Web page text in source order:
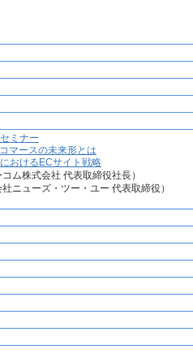
ミナー
マースの未来形とは
おけるECサイト戦略
コム株式会社 代表取締役社長）
社ニューズ・ツー・ユー 代表取締役）